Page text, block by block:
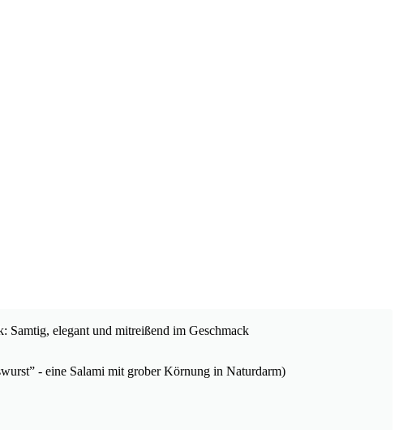
Samtig, elegant und mitreißend im Geschmack
- eine Salami mit grober Körnung in Naturdarm)